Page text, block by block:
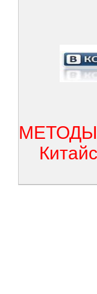
МЕТОДЫ